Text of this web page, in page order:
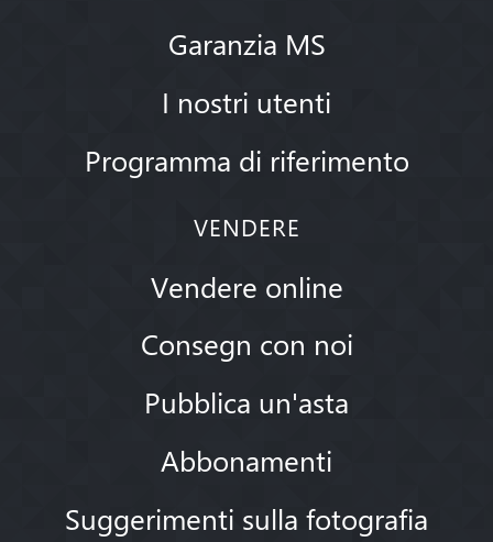
Garanzia MS
I nostri utenti
Programma di riferimento
VENDERE
Vendere online
Consegn con noi
Pubblica un'asta
Abbonamenti
Suggerimenti sulla fotografia